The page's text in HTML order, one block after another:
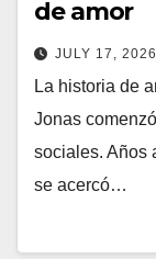
de amor
JULY 17, 2026
La historia de
Jonas
sociales. Años
se acercó…